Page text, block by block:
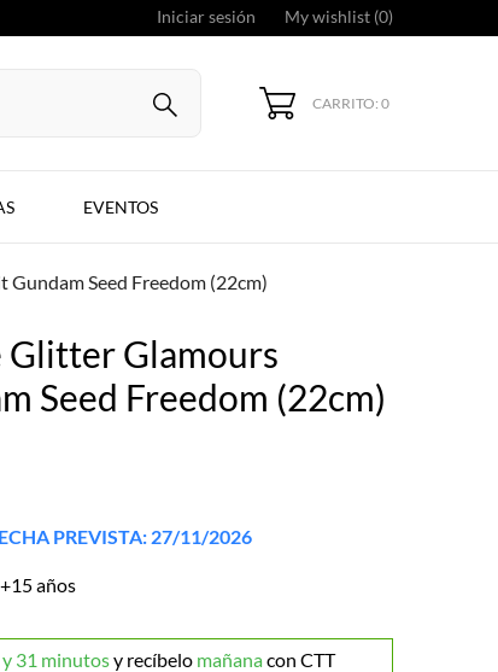
Iniciar sesión My wishlist (0)
CARRITO: 0
EVENTOS
Seed Freedom (22cm)
Glitter Glamours
Seed Freedom (22cm)
PREVISTA: 27/11/2026
años
y 31 minutosy recíbelo mañanacon CTT